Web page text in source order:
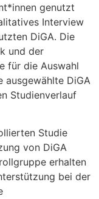
genutzt
Interview
DiGA. Die
und der
für die Auswahl
ausgewählte DiGA
Studienverlauf
Studie
von DiGA
erhalten
bei der